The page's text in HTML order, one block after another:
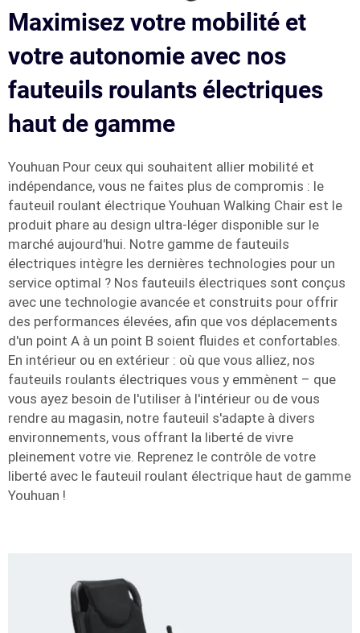
Maximisez votre mobilité et
votre autonomie avec nos
fauteuils roulants électriques
haut de gamme
Youhuan Pour ceux qui souhaitent allier mobilité et
indépendance, vous ne faites plus de compromis : le
fauteuil roulant électrique Youhuan Walking Chair est le
produit phare au design ultra-léger disponible sur le
marché aujourd'hui. Notre gamme de fauteuils
électriques intègre les dernières technologies pour un
service optimal ? Nos fauteuils électriques sont conçus
avec une technologie avancée et construits pour offrir
des performances élevées, afin que vos déplacements
d'un point A à un point B soient fluides et confortables.
En intérieur ou en extérieur : où que vous alliez, nos
fauteuils roulants électriques vous y emmènent – que
vous ayez besoin de l'utiliser à l'intérieur ou de vous
rendre au magasin, notre fauteuil s'adapte à divers
environnements, vous offrant la liberté de vivre
pleinement votre vie. Reprenez le contrôle de votre
liberté avec le fauteuil roulant électrique haut de gamme
Youhuan !